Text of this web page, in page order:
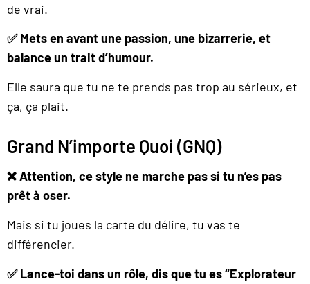
de vrai.
✅ Mets en avant une passion, une bizarrerie, et
balance un trait d’humour.
Elle saura que tu ne te prends pas trop au sérieux, et
ça, ça plait.
Grand N’importe Quoi (GNQ)
❌ Attention, ce style ne marche pas si tu n’es pas
prêt à oser.
Mais si tu joues la carte du délire, tu vas te
différencier.
✅ Lance-toi dans un rôle, dis que tu es “Explorateur